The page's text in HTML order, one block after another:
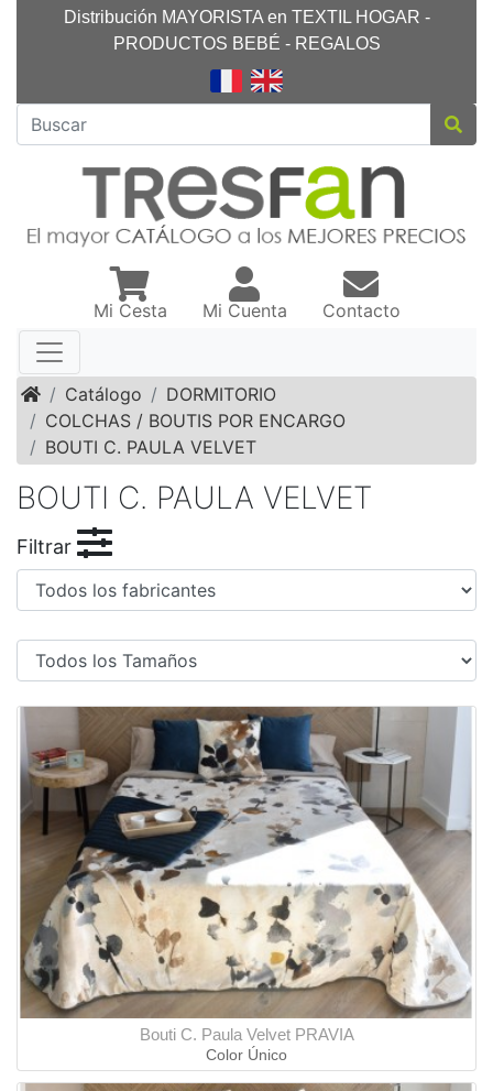
Distribución MAYORISTA en TEXTIL HOGAR -
PRODUCTOS BEBÉ - REGALOS
Mi Cesta Mi Cuenta Contacto
InicioCatálogo
DORMITORIO
COLCHAS / BOUTIS POR ENCARGO
BOUTI C. PAULA VELVET
BOUTI C. PAULA VELVET
Filtrar
Bouti C. Paula Velvet PRAVIA
Color Único